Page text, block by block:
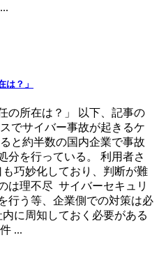
は？」
の所在は？」 以下、記事の
でサイバー事故が起きるケ
と約半数の国内企業で事故
分を行っている。 利用者さ
巧妙化しており、判断が難
は理不尽 サイバーセキュリ
行う等、企業側での対策は必
に周知しておく必要がある
...